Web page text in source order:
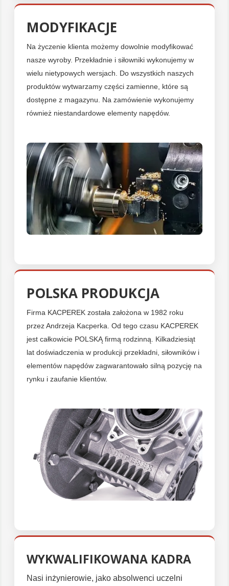
MODYFIKACJE
Na życzenie klienta możemy dowolnie modyfikować
nasze wyroby. Przekładnie i siłowniki wykonujemy w
wielu nietypowych wersjach. Do wszystkich naszych
produktów wytwarzamy części zamienne, które są
dostępne z magazynu. Na zamówienie wykonujemy
również niestandardowe elementy napędów.
POLSKA PRODUKCJA
Firma KACPEREK została założona w 1982 roku
przez Andrzeja Kacperka. Od tego czasu KACPEREK
jest całkowicie POLSKĄ firmą rodzinną. Kilkadziesiąt
lat doświadczenia w produkcji przekładni, siłowników i
elementów napędów zagwarantowało silną pozycję na
rynku i zaufanie klientów.
WYKWALIFIKOWANA KADRA
Nasi inżynierowie, jako absolwenci uczelni